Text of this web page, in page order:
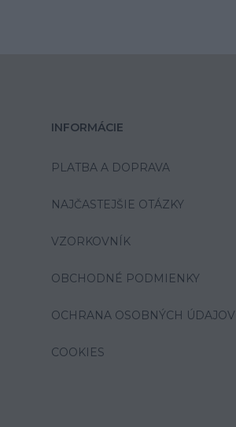
INFORMÁCIE
PLATBA A DOPRAVA
NAJČASTEJŠIE OTÁZKY
VZORKOVNÍK
OBCHODNÉ PODMIENKY
OCHRANA OSOBNÝCH ÚDAJOV
COOKIES